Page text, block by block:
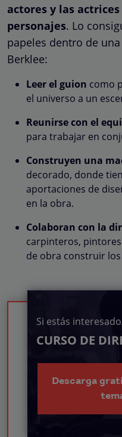
actores y las
personajes. Lo
papeles dentro de
Berklee:
Leer el guion como
el universo a un
Reunirse con el
para trabajar en
Construyen una
decorado, donde
aportaciones de
en la obra.
Colaboran con la
carpinteros,
de obra construir
Si estás
CURSO DE
Descarga